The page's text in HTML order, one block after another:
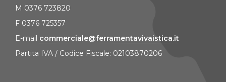
M 0376 723820
F 0376 725357
E-mail commerciale@ferramentavivaistica.it
Partita IVA / Codice Fiscale: 02103870206